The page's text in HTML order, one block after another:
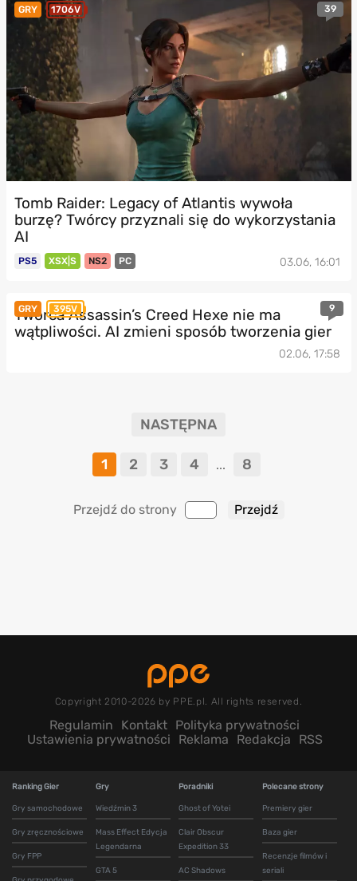
GRY 1706V 39
Tomb Raider: Legacy of Atlantis wywoła
burzę? Twórcy przyznali się do wykorzystania
AI
PS5 XSX|S NS2 PC 03.06, 16:01
GRY 395V 9
Twórca Assassin’s Creed Hexe nie ma
wątpliwości. AI zmieni sposób tworzenia gier
02.06, 17:58
NASTĘPNA
1 2 3 4 ... 8
Przejdź do strony
Copyright 2010-2026 by PPE.pl. All rights reserved.
Regulamin Kontakt Polityka prywatności
Ustawienia prywatności
Reklama Redakcja RSS
Ranking Gier
Gry samochodowe
Gry zręcznościowe
Gry FPP
Gry
Wiedźmin 3
Mass Effect Edycja
Legendarna
GTA 5
Poradniki
Ghost of Yotei
Clair Obscur
Expedition 33
AC Shadows
Polecane strony
Premiery gier
Baza gier
Recenzje filmów i
seriali